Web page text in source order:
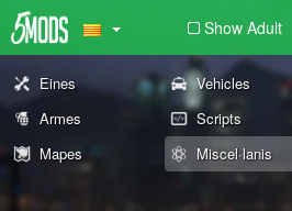
Show Adult
Eines Vehicles
Armes
Scripts
Mapes
Miscel·lanis